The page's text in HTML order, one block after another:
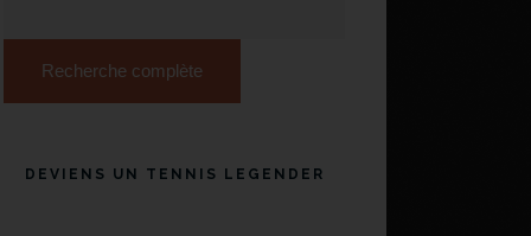
Recherche complète
DEVIENS UN TENNIS LEGENDER